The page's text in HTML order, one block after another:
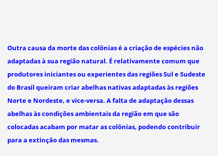
Outra causa da morte das colônias é a criação de espécies não
adaptadas à sua região natural. É relativamente comum que
produtores iniciantes ou experientes das regiões Sul e Sudeste
do Brasil queiram criar abelhas nativas adaptadas às regiões
Norte e Nordeste, e vice-versa. A falta de adaptação dessas
abelhas às condições ambientais da região em que são
colocadas acabam por matar as colônias, podendo contribuir
para a extinção das mesmas.